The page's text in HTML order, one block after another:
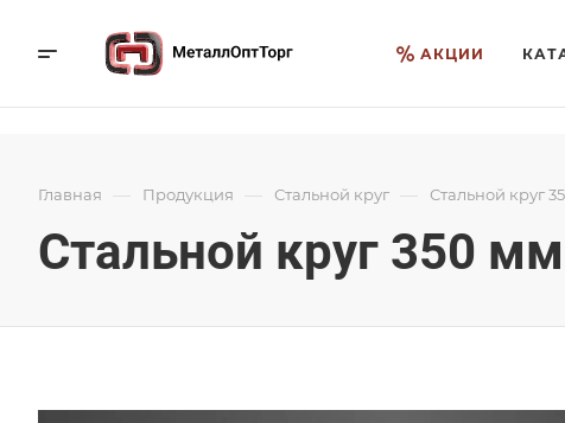
АКЦИИ
Главная — Продукция — Стальной круг — Стальной круг
Стальной круг 350 мм